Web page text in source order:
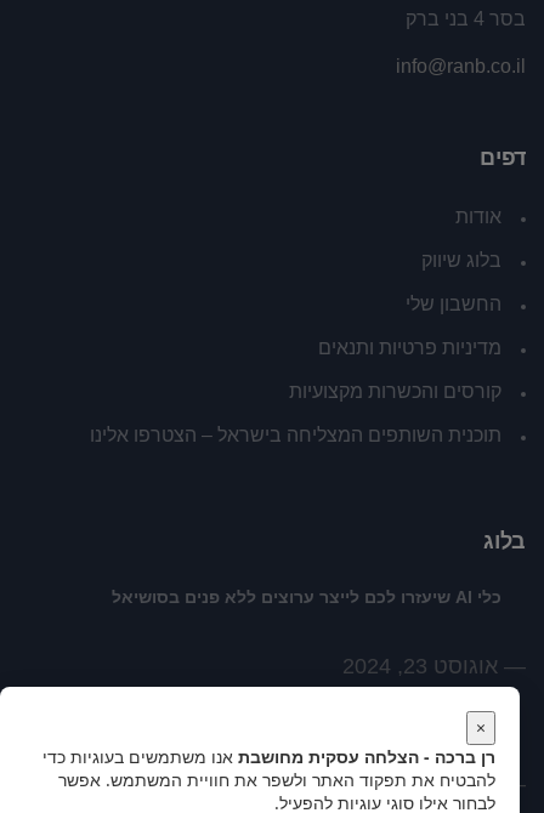
בסר 4 בני ברק
info@ranb.co.il
דפים
אודות
בלוג שיווק
החשבון שלי
מדיניות פרטיות ותנאים
קורסים והכשרות מקצועיות
תוכנית השותפים המצליחה בישראל – הצטרפו אלינו
בלוג
כלי AI שיעזרו לכם לייצר ערוצים ללא פנים בסושיאל
אוגוסט 23, 2024
לשנות האופן שבו אנחנו רואים את המציאות
פברואר 18, 2021
×
רן ברכה - הצלחה עסקית מחושבת אנו משתמשים בעוגיות כדי
להבטיח את תפקוד האתר ולשפר את חוויית המשתמש. אפשר
לבחור אילו סוגי עוגיות להפעיל.